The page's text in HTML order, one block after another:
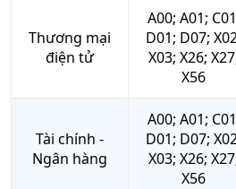
Thương mại
điện tử
A00; A01;
D01; D07;
X03; X26;
X56
Tài chính -
Ngân hàng
A00; A01;
D01; D07;
X03; X26;
X56